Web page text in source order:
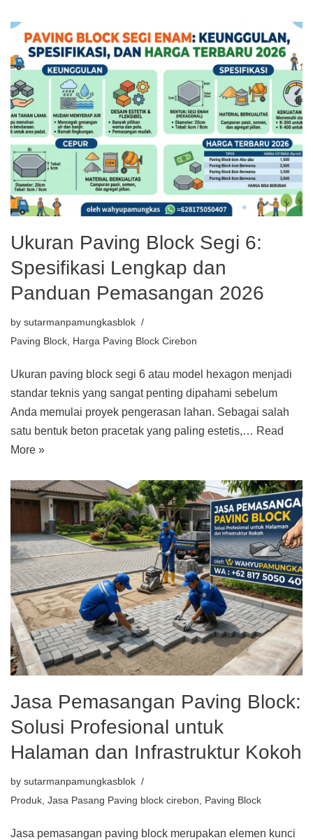
Ukuran Paving Block Segi 6:
Spesifikasi Lengkap dan
Panduan Pemasangan 2026
by sutarmanpamungkasblok
Paving Block, Harga Paving Block Cirebon
Ukuran paving block segi 6 atau model hexagon menjadi
standar teknis yang sangat penting dipahami sebelum
Anda memulai proyek pengerasan lahan. Sebagai salah
satu bentuk beton pracetak yang paling estetis,… Read
More »
Jasa Pemasangan Paving Block:
Solusi Profesional untuk
Halaman dan Infrastruktur Kokoh
by sutarmanpamungkasblok
Produk Jasa Pasang Paving block cirebon Paving Block
Jasa pemasangan paving block merupakan elemen kunci